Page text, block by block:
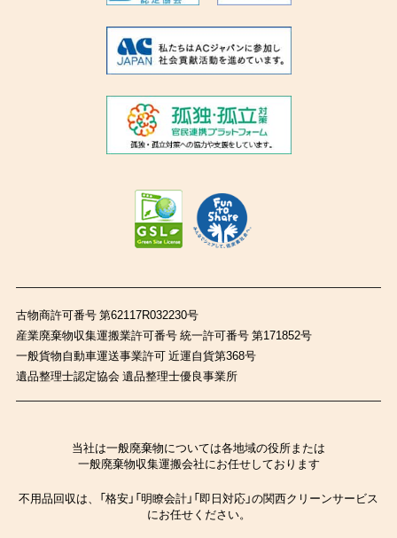
古物商許可番号 第62117R032230号
産業廃棄物収集運搬業許可番号 統一許可番号 第171852号
一般貨物自動車運送事業許可 近運自貨第368号
遺品整理士認定協会 遺品整理士優良事業所
当社は一般廃棄物については各地域の役所または
一般廃棄物収集運搬会社にお任せしております
不用品回収は、「格安」「明瞭会計」「即日対応」の関西クリーンサービス
にお任せください。